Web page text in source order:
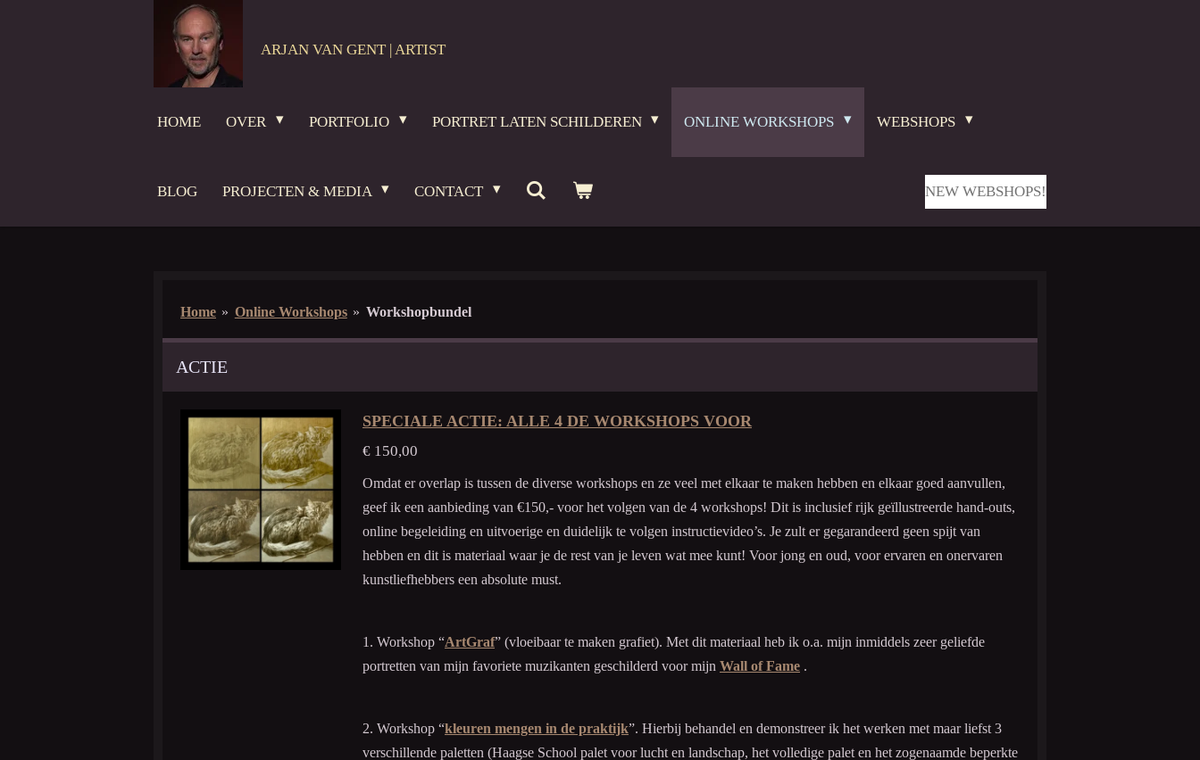
ARJAN VAN GENT | ARTIST
HOME OVER PORTFOLIO PORTRET LATEN SCHILDEREN ONLINE WORKSHOPS WEBSHOPS
BLOG PROJECTEN & MEDIA CONTACT NEW WEBSHOPS!
Home » Online Workshops » Workshopbundel
ACTIE
SPECIALE ACTIE: ALLE 4 DE WORKSHOPS VOOR
€ 150,00
Omdat er overlap is tussen de diverse workshops en ze veel met elkaar te maken hebben en elkaar goed aanvullen,
geef ik een aanbieding van €150,- voor het volgen van de 4 workshops! Dit is inclusief rijk geïllustreerde hand-outs,
online begeleiding en uitvoerige en duidelijk te volgen instructievideo’s. Je zult er gegarandeerd geen spijt van
hebben en dit is materiaal waar je de rest van je leven wat mee kunt! Voor jong en oud, voor ervaren en onervaren
kunstliefhebbers een absolute must.
1. Workshop “ArtGraf” (vloeibaar te maken grafiet). Met dit materiaal heb ik o.a. mijn inmiddels zeer geliefde
portretten van mijn favoriete muzikanten geschilderd voor mijn Wall of Fame .
2. Workshop “kleuren mengen in de praktijk”. Hierbij behandel en demonstreer ik het werken met maar liefst 3
verschillende paletten (Haagse School palet voor lucht en landschap, het volledige palet en het zogenaamde beperkte